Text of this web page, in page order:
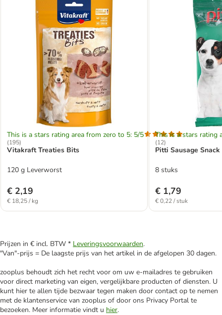
This is a stars rating area from zero to 5: 5/5
(195)
Vitakraft Treaties Bits
120 g Leverworst
€ 2,19
€ 18,25 / kg
This is a stars rating
(12)
Pitti Sausage
8 stuks
€ 1,79
€ 0,22 / stuk
Prijzen in € incl. BTW * Leveringsvoorwaarden.
"Van"-prijs = De laagste prijs van het artikel in de afgelopen 30 dagen.
zooplus behoudt zich het recht voor om uw e-mailadres te gebruiken
voor direct marketing van eigen, vergelijkbare producten of diensten. U
kunt hier te allen tijde bezwaar tegen maken door contact op te nemen
met de klantenservice van zooplus of door ons Privacy Portal te
bezoeken. Meer informatie vindt u hier.